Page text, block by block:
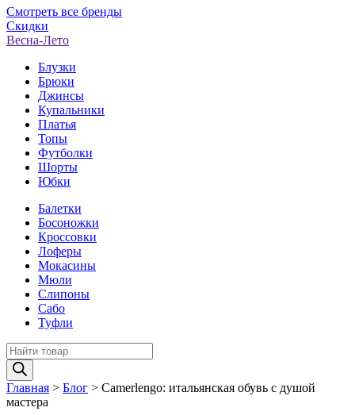
Смотреть все бренды
Скидки
Весна-Лето
Блузки
Брюки
Джинсы
Купальники
Платья
Топы
Футболки
Шорты
Юбки
Балетки
Босоножки
Кроссовки
Лоферы
Мокасины
Мюли
Слипоны
Сабо
Туфли
Поиск
товаров
Главная > Блог > Camerlengo: итальянская обувь с душой
мастера